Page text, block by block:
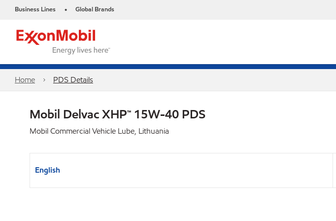
Business Lines • Global Brands
Home PDS Details
Mobil Delvac XHP™ 15W-40 PDS
Mobil Commercial Vehicle Lube, Lithuania
English